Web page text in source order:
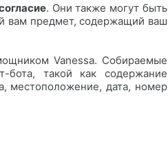
. Они также могут быть
вам предмет, содержащий ваш
Vanessa. Собираемые
бота, такой как содержание
местоположение, дата, номер